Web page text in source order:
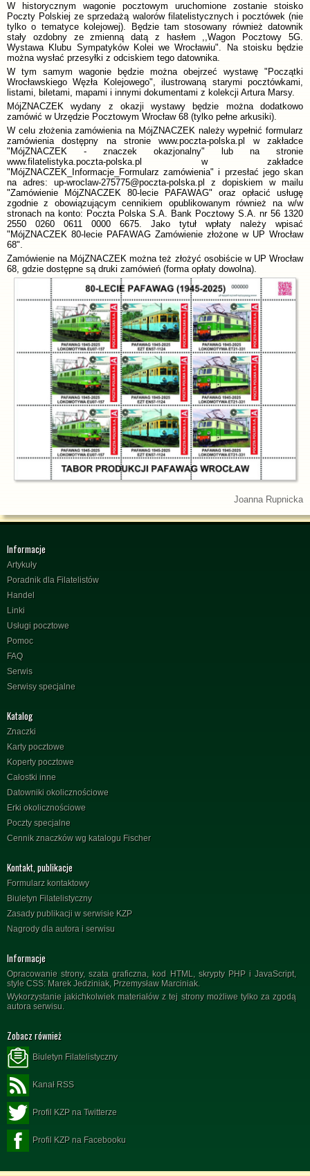
W historycznym wagonie pocztowym uruchomione zostanie stoisko
Poczty Polskiej ze sprzedażą walorów filatelistycznych i pocztówek (nie
tylko o tematyce kolejowej). Będzie tam stosowany również datownik
stały ozdobny ze zmienną datą z hasłem ,,Wagon Pocztowy 5G.
Wystawa Klubu Sympatyków Kolei we Wrocławiu". Na stoisku będzie
można wysłać przesyłki z odciskiem tego datownika.
W tym samym wagonie będzie można obejrzeć wystawę "Początki
Wrocławskiego Węzła Kolejowego", ilustrowaną starymi pocztówkami,
listami, biletami, mapami i innymi dokumentami z kolekcji Artura Marsy.
MójZNACZEK wydany z okazji wystawy będzie można dodatkowo
zamówić w Urzędzie Pocztowym Wrocław 68 (tylko pełne arkusiki).
W celu złożenia zamówienia na MójZNACZEK należy wypełnić formularz
zamówienia dostępny na stronie www.poczta-polska.pl w zakładce
"MójZNACZEK - znaczek okazjonalny" lub na stronie
www.filatelistyka.poczta-polska.pl w zakładce
"MójZNACZEK_Informacje_Formularz zamówienia" i przesłać jego skan
na adres: up-wroclaw-275775@poczta-polska.pl z dopiskiem w mailu
"Zamówienie MójZNACZEK 80-lecie PAFAWAG" oraz opłacić usługę
zgodnie z obowiązującym cennikiem opublikowanym również na w/w
stronach na konto: Poczta Polska S.A. Bank Pocztowy S.A. nr 56 1320
2550 0260 0611 0000 6675. Jako tytuł wpłaty należy wpisać
"MójZNACZEK 80-lecie PAFAWAG Zamówienie złożone w UP Wrocław
68".
Zamówienie na MójZNACZEK można też złożyć osobiście w UP Wrocław
68, gdzie dostępne są druki zamówień (forma opłaty dowolna).
Joanna Rupnicka
Informacje
Artykuły
Poradnik dla Filatelistów
Handel
Linki
Usługi pocztowe
Pomoc
FAQ
Serwis
Serwisy specjalne
Katalog
Znaczki
Karty pocztowe
Koperty pocztowe
Całostki inne
Datowniki okolicznościowe
Erki okolicznościowe
Poczty specjalne
Cennik znaczków wg katalogu Fischer
Kontakt, publikacje
Formularz kontaktowy
Biuletyn Filatelistyczny
Zasady publikacji w serwisie KZP
Nagrody dla autora i serwisu
Informacje
Opracowanie strony, szata graficzna, kod HTML, skrypty PHP i JavaScript,
style CSS: Marek Jedziniak, Przemysław Marciniak.
Wykorzystanie jakichkolwiek materiałów z tej strony możliwe tylko za zgodą
autora serwisu.
Zobacz również
Biuletyn Filatelistyczny
Kanał RSS
Profil KZP na Twitterze
Profil KZP na Facebooku